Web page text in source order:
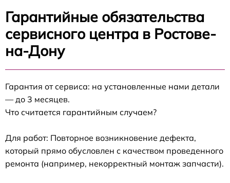
Гарантийные обязательства
сервисного центра в Ростове-
на-Дону
Гарантия от сервиса: на установленные нами детали
— до 3 месяцев.
Что считается гарантийным случаем?
Для работ: Повторное возникновение дефекта,
который прямо обусловлен с качеством проведенного
ремонта (например, некорректный монтаж запчасти).